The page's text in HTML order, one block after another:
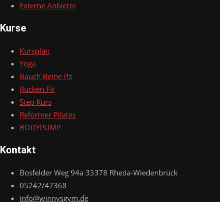
Externe Anbieter
Kurse
Kursplan
Yoga
Bauch Beine Po
Rücken Fit
Step Kurs
Reformer Pilates
BODYPUMP
Kontakt
Bosfelder Weg 94a 33378 Rheda-Wiedenbrück
05242/47368
info@winnysgym.de